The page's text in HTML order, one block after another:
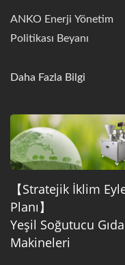
ANKO Enerji Yönetim
Politikası Beyanı
Daha Fazla Bilgi
【Stratejik İklim
Planı】
Yeşil Soğutucu Gıda
Makineleri